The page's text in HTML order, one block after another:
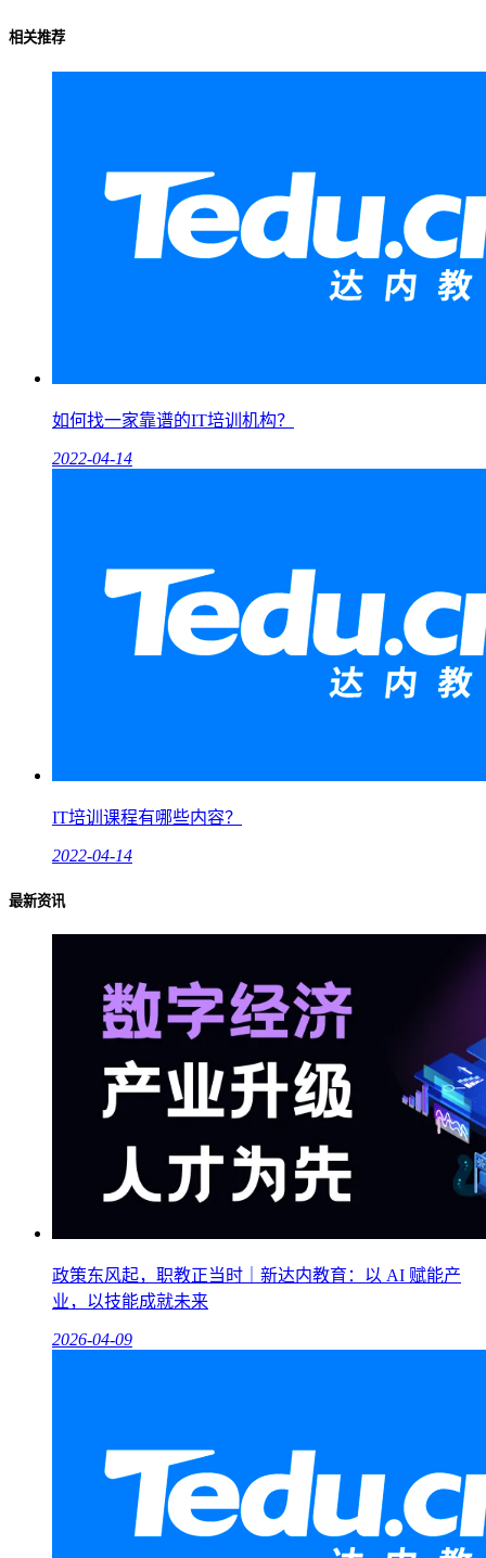
相关推荐
如何找一家靠谱的IT培训机构？
2022-04-14
IT培训课程有哪些内容？
2022-04-14
最新资讯
政策东风起，职教正当时｜新达内教育：以 AI 赋能产
业，以技能成就未来
2026-04-09